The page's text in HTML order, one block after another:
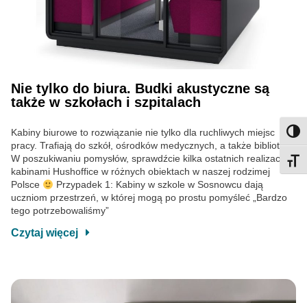
Nie tylko do biura. Budki akustyczne są
także w szkołach i szpitalach
Kabiny biurowe to rozwiązanie nie tylko dla ruchliwych miejsc
pracy. Trafiają do szkół, ośrodków medycznych, a także bibliotek.
W poszukiwaniu pomysłów, sprawdźcie kilka ostatnich realizacji z
kabinami Hushoffice w różnych obiektach w naszej rodzimej
Polsce
Przypadek 1: Kabiny w szkole w Sosnowcu dają
uczniom przestrzeń, w której mogą po prostu pomyśleć „Bardzo
tego potrzebowaliśmy”
Czytaj więcej